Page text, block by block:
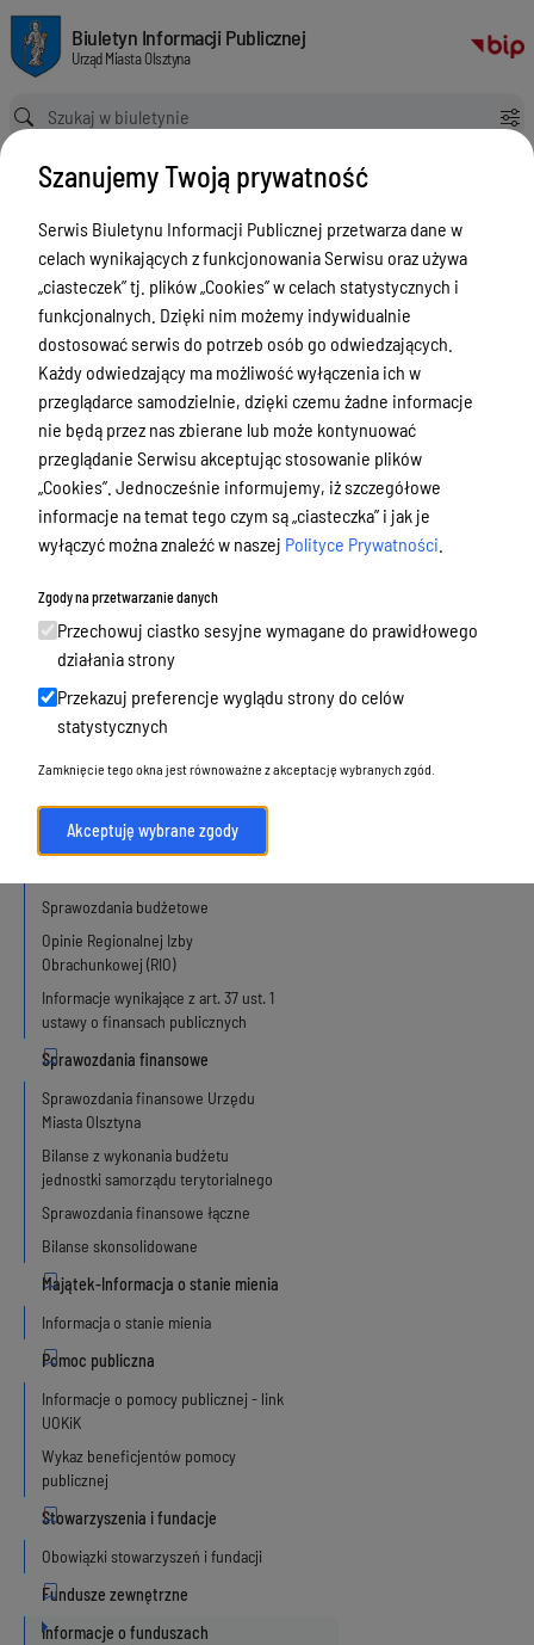
Gmina Olsztyn skutecznie pozyskuje fundusze zewnętrzne (Fundusze
Biuletyn Informacji Publicznej Urząd Miasta Olsztyna
Biuletyn Informacji Publicznej
Urząd Miasta Olsztyna
Ścieżka powrotu
Strona główna Gmina Olsztyn skutecznie pozyskuje fundusze zewnętrzne (Fundusze Europejskie, dofinansowanie z budżetu państwa) na rozwój miasta
Informacje o funduszach
zewnętrznych
Menu Przedmiotowe
ZAŁATWIANIE SPRAW
Ogłoszenia
Bezpieczeństwo
Urodzenia, małżeństwa, zgony,
meldunek, dowód, komunikacja,
działalność, alkohol
Budżet, finanse i majątek
Projekt budżetu miasta Olsztyna
Budżet Miasta i jego zmiany
Projekt Wieloletniej Prognozy
Sprawzodania roczne z wykonania
Sprawozdania budżetowe
Opinie Regionalnej Izby
Obrachunkowej (RIO)
Informacje wynikające z art. 37 ust. 1
ustawy o finansach publicznych
Sprawozdania finansowe Urzędu
Miasta Olsztyna
Bilanse z wykonania budżetu
jednostki samorządu terytorialnego
Sprawozdania finansowe łączne
Bilanse skonsolidowane
Informacja o stanie mienia
Informacje o pomocy publicznej - link
UOKiK
Wykaz beneficjentów pomocy
publicznej
Obowiązki stowarzyszeń i fundacji
Informacje o funduszach
Szanujemy Twoją prywatność
Serwis Biuletynu Informacji Publicznej przetwarza dane w
celach wynikających z funkcjonowania Serwisu oraz używa
„ciasteczek” tj. plików „Cookies” w celach statystycznych i
funkcjonalnych. Dzięki nim możemy indywidualnie
dostosować serwis do potrzeb osób go odwiedzających.
Każdy odwiedzający ma możliwość wyłączenia ich w
przeglądarce samodzielnie, dzięki czemu żadne informacje
nie będą przez nas zbierane lub może kontynuować
przeglądanie Serwisu akceptując stosowanie plików
„Cookies”. Jednocześnie informujemy, iż szczegółowe
informacje na temat tego czym są „ciasteczka” i jak je
wyłączyć można znaleźć w naszej Polityce Prywatności
Zgody na przetwarzanie danych
Przechowuj ciastko sesyjne wymagane do prawidłowego
działania strony
Przekazuj preferencje wyglądu strony do celów
statystycznych
Zamknięcie tego okna jest równoważne z akceptację wybranych zgód.
Akceptuję wybrane zgody